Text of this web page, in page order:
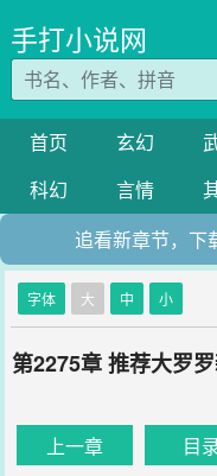
手打小说网
首页 玄幻
科幻
言情
追看新章节，下
字体 大 中 小
第2275章 推荐大罗
上一章 目